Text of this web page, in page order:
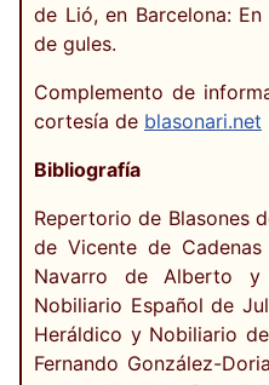
de Lió, en Barcelona:
de gules.
Complemento de
cortesía de blasonari.net
Bibliografía
Repertorio de Blasones
de Vicente de
Navarro de Alberto y
Nobiliario Español de
Heráldico y Nobiliario
Fernando González-